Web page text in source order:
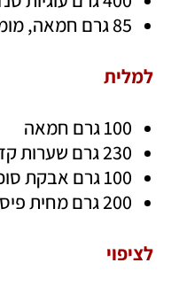
85 גרם חמאה, מומסת
למלית
100 גרם חמאה
230 גרם שערות קדאיף, קצוצות גס
100 גרם אבקת סוכר
200 גרם מחית פיסטוק לא ממותקת
לציפוי